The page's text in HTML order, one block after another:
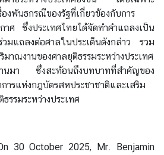
งพันธกรณีของรัฐที่เกี่ยวข้องกับการ
ศ ซึ่งประเทศไทยได้จัดทำคำแถลงเป็น
มแถลงต่อศาลในประเด็นดังกล่าว รวม
าณงานของศาลยุติธรรมระหว่างประเทศ
นมา ซึ่งสะท้อนถึงบทบาทที่สำคัญของ
ารแห่งกฎบัตรสหประชาชาติและเสริม
รมระหว่างประเทศ
2025, Mr. Benjamin